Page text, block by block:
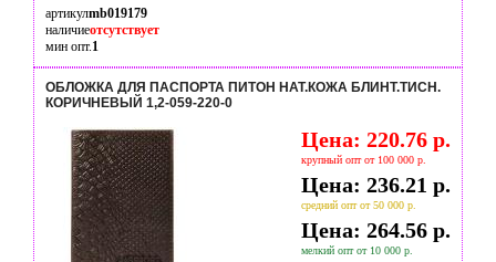
артикулmb019179
наличиеотсутствует
мин опт.1
ОБЛОЖКА ДЛЯ ПАСПОРТА ПИТОН НАТ.КОЖА БЛИНТ.ТИСН.
КОРИЧНЕВЫЙ 1,2-059-220-0
Цена: 220.76 р.
крупный опт от 100 000 р.
Цена: 236.21 р.
средний опт от 50 000 р.
Цена: 264.56 р.
мелкий опт от 10 000 р.